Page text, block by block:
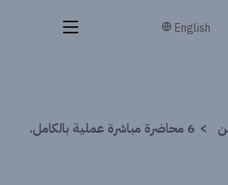
English
6 محاضرة مباشرة عملية بالكامل.